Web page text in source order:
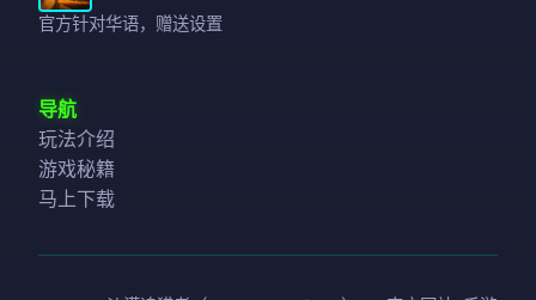
官方针对华语，赠送设置
导航
玩法介绍
游戏秘籍
马上下载